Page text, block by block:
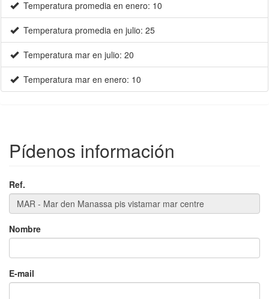
Temperatura promedia en enero: 10
Temperatura promedia en julio: 25
Temperatura mar en julio: 20
Temperatura mar en enero: 10
Pídenos información
Ref.
Nombre
E-mail
×